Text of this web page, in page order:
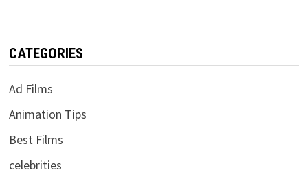
CATEGORIES
Ad Films
Animation Tips
Best Films
celebrities